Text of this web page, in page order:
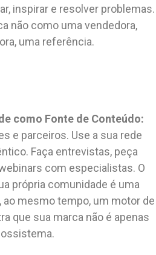
inspirar e resolver problemas.
não como uma vendedora,
uma referência.
como Fonte de Conteúdo:
e parceiros. Use a sua rede
Faça entrevistas, peça
com especialistas. O
própria comunidade é uma
ao mesmo tempo, um motor de
que sua marca não é apenas